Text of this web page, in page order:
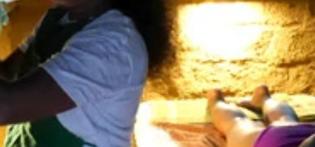
かしら～？
トリ～
ら２ドル！ 船着場の水でさえ透明度高すぎて、船が空中に浮いて見える
禁止の看板
ジャブやブルカをかぶって過ごすイスラム教徒の女性たち
の柵低いし、海側からも見えちゃいそうだけどね（笑）
。赤は勇気を示した血、緑は命の源であったココヤシの木を表している
した！ なんか愛着わく～。食べちゃうけどね！
壁に書かれてたけど、何かの案内かな？
ので、マリーシャ画伯のイラストにてご容赦を！
いだふたりの女性は服を着たままズンズン海へと進んでいきました。溺れ